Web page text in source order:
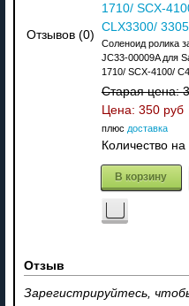
Отзывов (0)
1710/ SCX-
CLX3300/ 3305
Соленоид ролика
JC33-00009A для
1710/ SCX-4100/
Старая цена:
Цена: 350 руб
плюс доставка
Количество на
В корзину
Отзыв
Зарегистрируйтесь,